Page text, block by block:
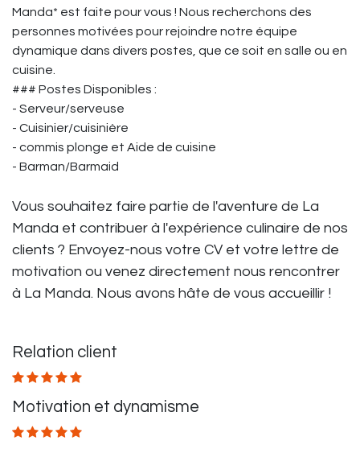
Manda* est faite pour vous ! Nous recherchons des
personnes motivées pour rejoindre notre équipe
dynamique dans divers postes, que ce soit en salle ou en
cuisine.
### Postes Disponibles :
- Serveur/serveuse
- Cuisinier/cuisinière
- commis plonge et Aide de cuisine
- Barman/Barmaid
Vous souhaitez faire partie de l'aventure de La
Manda et contribuer à l'expérience culinaire de nos
clients ? Envoyez-nous votre CV et votre lettre de
motivation ou venez directement nous rencontrer
à La Manda. Nous avons hâte de vous accueillir !
Relation client
Motivation et dynamisme